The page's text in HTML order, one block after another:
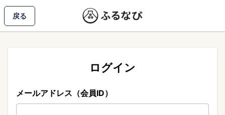
戻る
ログイン
メールアドレス（会員ID）